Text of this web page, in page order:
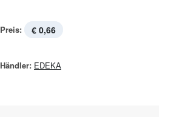
Preis: € 0,66
Händler: EDEKA